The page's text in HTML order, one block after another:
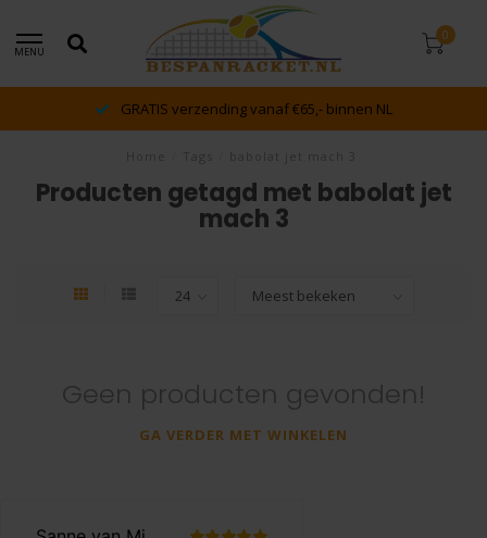
MENU
0
GRATIS verzending vanaf €65,- binnen NL
Producten getagd met babolat jet
mach 3
Geen producten gevonden!
GA VERDER MET WINKELEN